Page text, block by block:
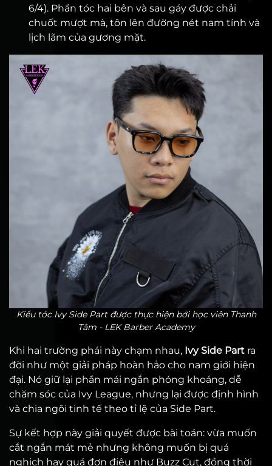
6/4). Phần tóc hai bên và sau gáy được chải
chuốt mượt mà, tôn lên đường nét nam tính và
lịch lãm của gương mặt.
Kiểu tóc Ivy Side Part được thực hiện bởi học viên Thanh
Tâm - LEK Barber Academy
Khi hai trường phái này chạm nhau, Ivy Side Part ra
đời như một giải pháp hoàn hảo cho nam giới hiện
đại. Nó giữ lại phần mái ngắn phóng khoáng, dễ
chăm sóc của Ivy League, nhưng lại được định hình
và chia ngôi tinh tế theo tỉ lệ của Side Part.
Sự kết hợp này giải quyết được bài toán: vừa muốn
cắt ngắn mát mẻ nhưng không muốn bị quá
nghịch hay quá đơn điệu như Buzz Cut, đồng thời